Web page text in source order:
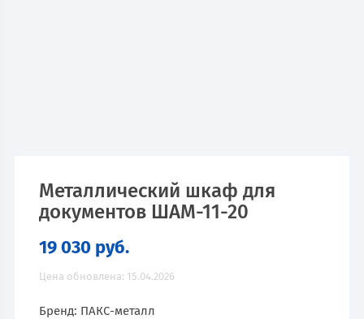
Металлический шкаф для
документов ШАМ-11-20
19 030 руб.
Цена обновлена: 15.04.2026
Бренд: ПАКС-металл